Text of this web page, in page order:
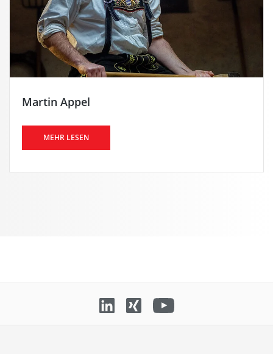
Martin Appel
MEHR LESEN